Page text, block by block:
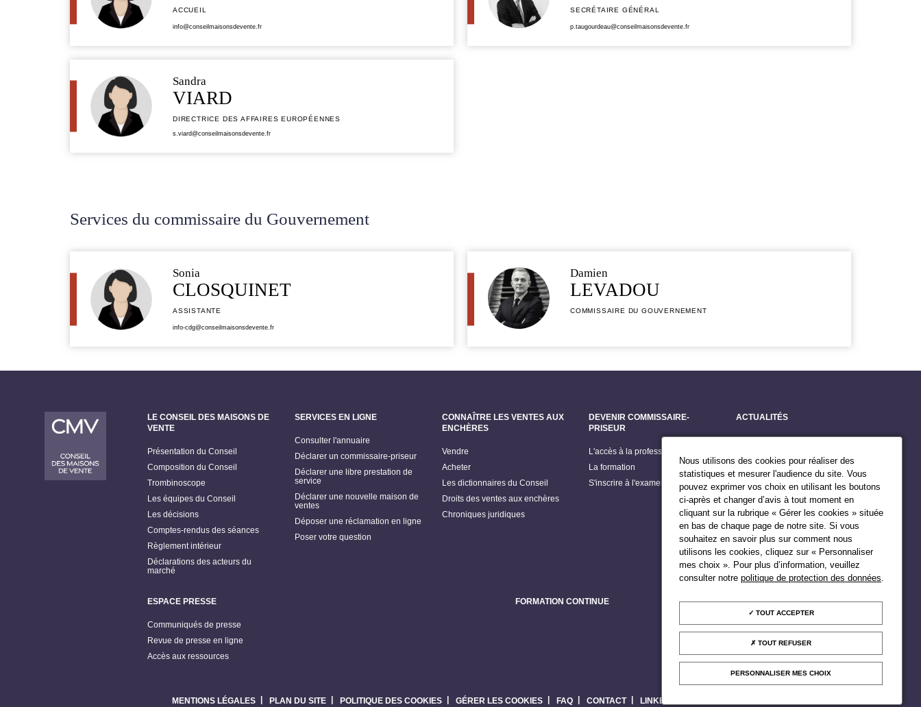
ACCUEIL
info@conseilmaisonsdevente.fr
SECRÉTAIRE GÉNÉRAL
p.taugourdeau@conseilmaisonsdevente.fr
Sandra
VIARD
DIRECTRICE DES AFFAIRES EUROPÉENNES
s.viard@conseilmaisonsdevente.fr
Services du commissaire du Gouvernement
Sonia
CLOSQUINET
ASSISTANTE
info-cdg@conseilmaisonsdevente.fr
Damien
LEVADOU
COMMISSAIRE DU GOUVERNEMENT
LE CONSEIL DES MAISONS DE
VENTE
Présentation du Conseil
Composition du Conseil
Trombinoscope
Les équipes du Conseil
Les décisions
Comptes-rendus des séances
Règlement intérieur
Déclarations des acteurs du
marché
SERVICES EN LIGNE
Consulter l'annuaire
Déclarer un commissaire-priseur
Déclarer une libre prestation de
service
Déclarer une nouvelle maison de
ventes
Déposer une réclamation en ligne
Poser votre question
CONNAÎTRE LES VENTES AUX
ENCHÈRES
Vendre
Acheter
Les dictionnaires du Conseil
Droits des ventes aux enchères
Chroniques juridiques
DEVENIR COMMISSAIRE-
PRISEUR
L'accès à la profession
La formation
S'inscrire à l'examen d'accès
ACTUALITÉS
Grands dossiers
Billets du Président
Publications
Agenda du Président
ESPACE PRESSE
Communiqués de presse
Revue de presse en ligne
Accès aux ressources
FORMATION CONTINUE
MENTIONS LÉGALES PLAN DU SITE POLITIQUE DES COOKIES GÉRER LES COOKIES FAQ CONTACT LINKEDIN
Nous utilisons des cookies pour réaliser des
statistiques et mesurer l'audience du site. Vous
pouvez exprimer vos choix en utilisant les boutons
ci-après et changer d’avis à tout moment en
cliquant sur la rubrique « Gérer les cookies » située
en bas de chaque page de notre site. Si vous
souhaitez en savoir plus sur comment nous
utilisons les cookies, cliquez sur « Personnaliser
mes choix ». Pour plus d’information, veuillez
consulter notrepolitique de protection des données.
TOUT ACCEPTER
TOUT REFUSER
PERSONNALISER MES CHOIX